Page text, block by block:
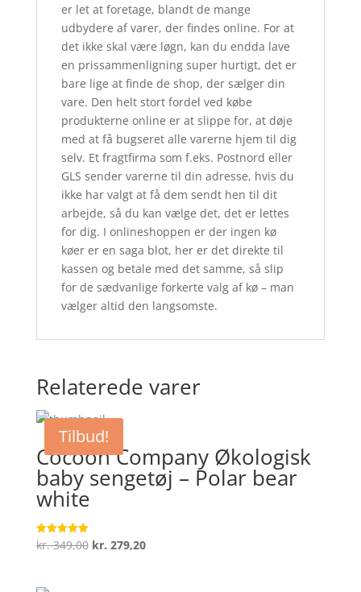
er let at foretage, blandt de mange
udbydere af varer, der findes online. For at
det ikke skal være løgn, kan du endda lave
en prissammenligning super hurtigt, det er
bare lige at finde de shop, der sælger din
vare. Den helt stort fordel ved købe
produkterne online er at slippe for, at døje
med at få bugseret alle varerne hjem til dig
selv. Et fragtfirma som f.eks. Postnord eller
GLS sender varerne til din adresse, hvis du
ikke har valgt at få dem sendt hen til dit
arbejde, så du kan vælge det, det er lettes
for dig. I onlineshoppen er der ingen kø
køer er en saga blot, her er det direkte til
kassen og betale med det samme, så slip
for de sædvanlige forkerte valg af kø – man
vælger altid den langsomste.
Relaterede varer
Tilbud!
Cocoon Company Økologisk
baby sengetøj – Polar bear
white
Vurderet
5
kr.349,00 Den
kr. 279,20Den